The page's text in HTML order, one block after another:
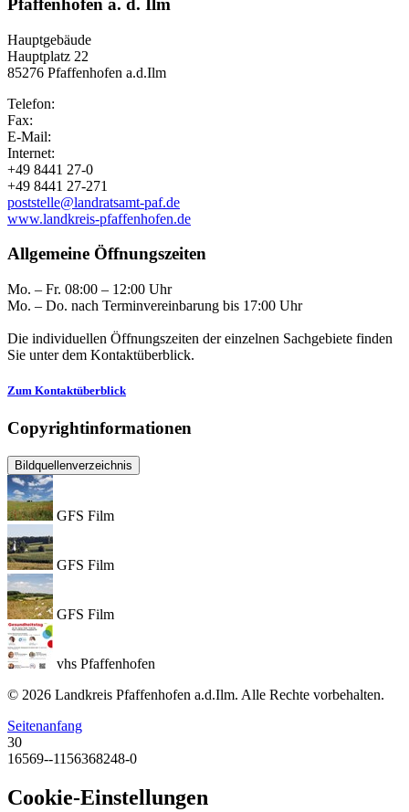
Pfaffenhofen a. d. Ilm
Hauptgebäude
Hauptplatz 22
85276 Pfaffenhofen a.d.Ilm
Telefon:
Fax:
E-Mail:
Internet:
+49 8441 27-0
+49 8441 27-271
poststelle@landratsamt-paf.de
www.landkreis-pfaffenhofen.de
Allgemeine Öffnungszeiten
Mo. – Fr. 08:00 – 12:00 Uhr
Mo. – Do. nach Terminvereinbarung bis 17:00 Uhr
Die individuellen Öffnungszeiten der einzelnen Sachgebiete finden
Sie unter dem Kontaktüberblick.
Zum Kontaktüberblick
Copyrightinformationen
Bildquellenverzeichnis
GFS Film
GFS Film
GFS Film
vhs Pfaffenhofen
© 2026 Landkreis Pfaffenhofen a.d.Ilm. Alle Rechte vorbehalten.
Seitenanfang
30
16569--1156368248-0
Cookie-Einstellungen